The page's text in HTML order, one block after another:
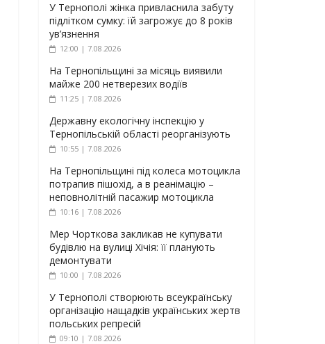
У Тернополі жінка привласнила забуту
підлітком сумку: їй загрожує до 8 років
ув’язнення
12:00 | 7.08.2026
На Тернопільщині за місяць виявили
майже 200 нетверезих водіїв
11:25 | 7.08.2026
Державну екологічну інспекцію у
Тернопільській області реорганізують
10:55 | 7.08.2026
На Тернопільщині під колеса мотоцикла
потрапив пішохід, а в реанімацію –
неповнолітній пасажир мотоцикла
10:16 | 7.08.2026
Мер Чорткова закликав не купувати
будівлю на вулиці Хічія: її планують
демонтувати
10:00 | 7.08.2026
У Тернополі створюють всеукраїнську
організацію нащадків українських жертв
польських репресій
09:10 | 7.08.2026